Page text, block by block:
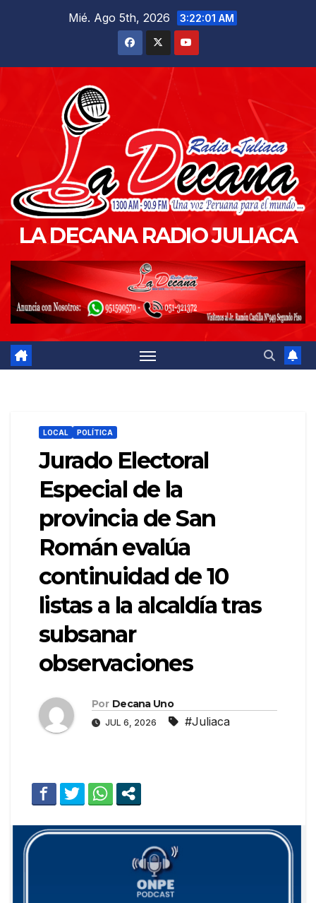
Mié. Ago 5th, 2026 3:22:02 AM
LA DECANA RADIO JULIACA
LOCAL POLÍTICA
Jurado Electoral
Especial de la
provincia de San
Román evalúa
continuidad de 10
listas a la alcaldía tras
subsanar
observaciones
Por Decana Uno
JUL 6, 2026 #Juliaca